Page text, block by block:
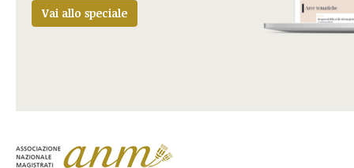
Vai allo speciale